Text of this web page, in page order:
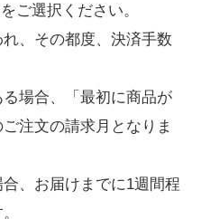
ご選択ください。
、その都度、決済手数
場合、「最初に商品が
注文の請求月となりま
、お届けまでに1週間程